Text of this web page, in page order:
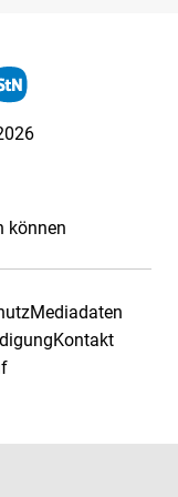
können
Mediadaten
Kontakt